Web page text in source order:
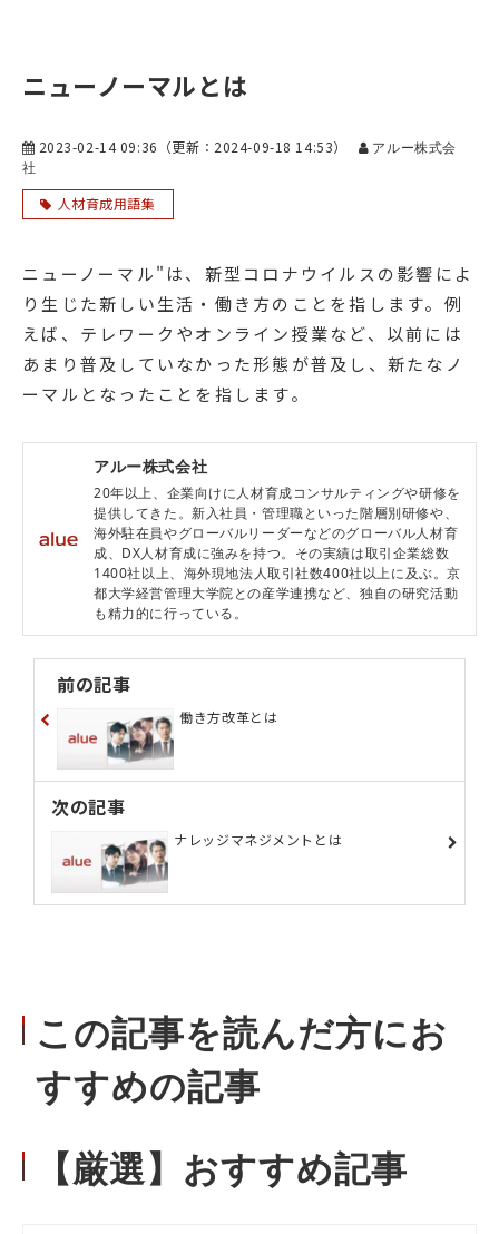
ニューノーマルとは
2023-02-14 09:36 （更新： 2024-09-18 14:53）
アルー株式会
社
人材育成用語集
ニューノーマル"は、新型コロナウイルスの影響によ
り生じた新しい生活・働き方のことを指します。例
えば、テレワークやオンライン授業など、以前には
あまり普及していなかった形態が普及し、新たなノ
ーマルとなったことを指します。
アルー株式会社
20年以上、企業向けに人材育成コンサルティングや研修を
提供してきた。新入社員・管理職といった階層別研修や、
海外駐在員やグローバルリーダーなどのグローバル人材育
成、DX人材育成に強みを持つ。その実績は取引企業総数
1400社以上、海外現地法人取引社数400社以上に及ぶ。京
都大学経営管理大学院との産学連携など、独自の研究活動
も精力的に行っている。
前の記事
働き方改革とは
次の記事
ナレッジマネジメントとは
この記事を読んだ方にお
すすめの記事
【厳選】おすすめ記事